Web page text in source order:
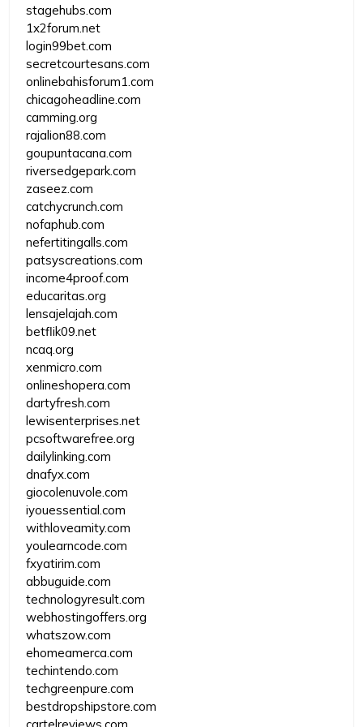
stagehubs.com
1x2forum.net
login99bet.com
secretcourtesans.com
onlinebahisforum1.com
chicagoheadline.com
camming.org
rajalion88.com
goupuntacana.com
riversedgepark.com
zaseez.com
catchycrunch.com
nofaphub.com
nefertitingalls.com
patsyscreations.com
income4proof.com
educaritas.org
lensajelajah.com
betflik09.net
ncaq.org
xenmicro.com
onlineshopera.com
dartyfresh.com
lewisenterprises.net
pcsoftwarefree.org
dailylinking.com
dnafyx.com
giocolenuvole.com
iyouessential.com
withloveamity.com
youlearncode.com
fxyatirim.com
abbuguide.com
technologyresult.com
webhostingoffers.org
whatszow.com
ehomeamerca.com
techintendo.com
techgreenpure.com
bestdropshipstore.com